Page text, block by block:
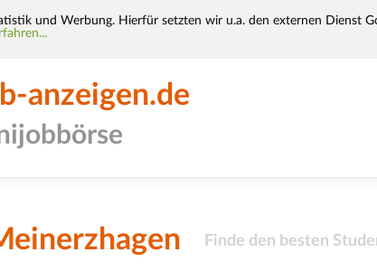
und Werbung. Hierfür setzten wir u.a. den externen Dienst
anzeigen.de
Finde den besten